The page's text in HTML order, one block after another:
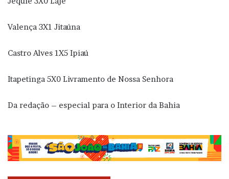
Valença 3X1 Jitaúna
Castro Alves 1X5 Ipiaú
Itapetinga 5X0 Livramento de Nossa Senhora
Da redação – especial para o Interior da Bahia